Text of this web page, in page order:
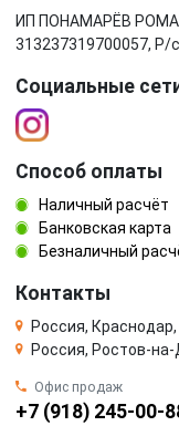
ИП ПОНАМАРЁВ
313237319700057, Р/
Социальные
Способ оплаты
Наличный расчёт
Банковская карта
Безналичный
Контакты
Россия,
Россия, Ростов-
Офис продаж
+7 (918) 245-00-